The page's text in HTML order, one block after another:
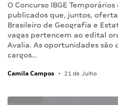
O Concurso IBGE
publicados que, juntos,
Brasileiro de Geografia e
vagas pertencem ao edital
Avalia. As oportunidades
cargos…
Camila Campos • 21 de Julho